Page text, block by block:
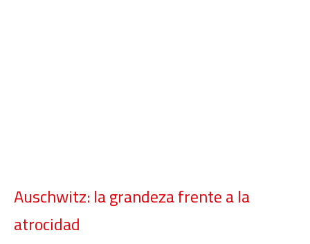
Auschwitz: la grandeza frente a la
atrocidad